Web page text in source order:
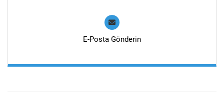
E-Posta Gönderin